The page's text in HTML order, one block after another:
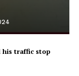
his traffic stop